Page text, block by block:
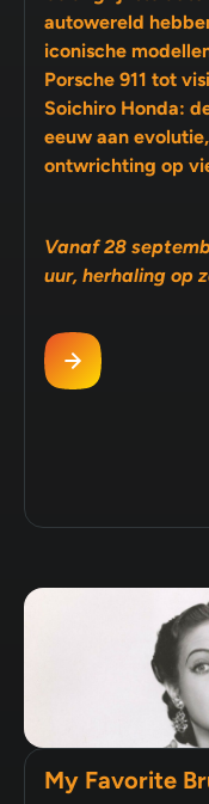
autowereld
iconische
Porsche 911 tot visionairs als Enzo Ferrari en
Soichiro Honda:
eeuw aan evolutie,
ontwrichting op
Vanaf 28
uur, herhaling op
My Favorite